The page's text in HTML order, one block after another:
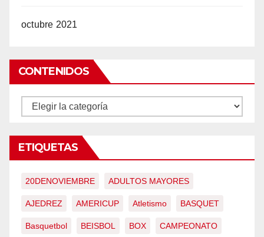
octubre 2021
CONTENIDOS
CONTENIDOS
ETIQUETAS
20DENOVIEMBRE ADULTOS MAYORES
AJEDREZ AMERICUP Atletismo BASQUET
Basquetbol BEISBOL BOX CAMPEONATO